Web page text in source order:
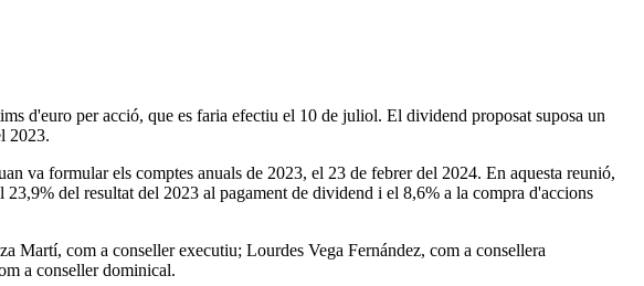
d'euro per acció, que es faria efectiu el 10 de juliol. El dividend proposat suposa un
2023.
va formular els comptes anuals de 2023, el 23 de febrer del 2024. En aquesta reunió,
del resultat del 2023 al pagament de dividend i el 8,6% a la compra d'accions
Martí, com a conseller executiu; Lourdes Vega Fernández, com a consellera
a conseller dominical.